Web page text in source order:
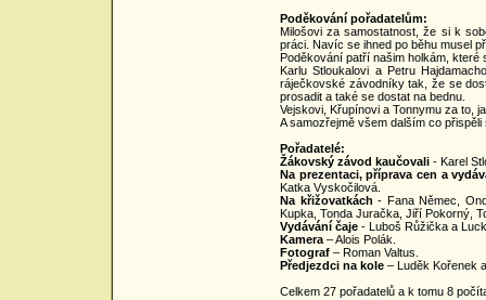
Poděkování pořadatelům:
Milošovi za samostatnost, že si k
práci. Navíc se ihned po běhu musel
Poděkování patří našim holkám,
Karlu Stloukalovi a Petru
ráječkovské závodníky tak, že se
prosadit a také se dostat na bednu.
Vejskovi, Křupínovi a Tonnymu za to,
A samozřejmě všem dalším co
Pořadatelé:
Žákovský závod kaučovali - Karel
Na prezentaci, příprava cen a
Katka Vyskočilová.
Na křižovatkách - Fana Němec,
Kupka, Tonda Juračka, Jiří Pokorný,
Vydávání čaje - Luboš Růžička a
Kamera – Alois Polák.
Fotograf – Roman Valtus.
Předjezdci na kole – Luděk Kořenek
Celkem 27 pořadatelů a k tomu 8